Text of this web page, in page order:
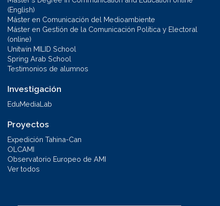
(English)
Máster en Comunicación del Medioambiente
Máster en Gestión de la Comunicación Política y Electoral
(online)
Unitwin MILID School
Spring Arab School
Testimonios de alumnos
Investigación
EduMediaLab
Proyectos
Expedición Tahina-Can
OLCAMI
Observatorio Europeo de AMI
Ver todos